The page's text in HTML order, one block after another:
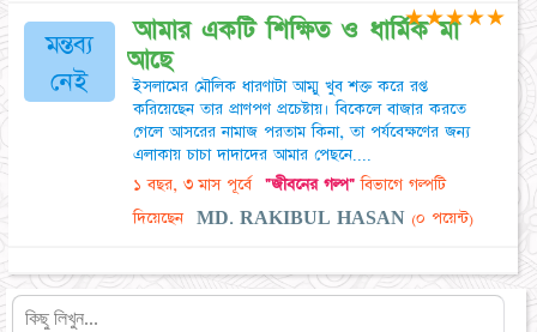
মন্তব্য
নেই
আমার একটি শিক্ষিত ও ধার্মিক মা
আছে
ইসলামের মৌলিক ধারণাটা আম্মু খুব শক্ত করে রপ্ত
করিয়েছেন তার প্রাণপণ প্রচেষ্টায়। বিকেলে বাজার করতে
গেলে আসরের নামাজ পরতাম কিনা, তা পর্যবেক্ষণের জন্য
এলাকায় চাচা দাদাদের আমার পেছনে....
১ বছর, ৩ মাস পূর্বে "জীবনের গল্প"বিভাগে গল্পটি
দিয়েছেন
MD. RAKIBUL HASAN(০ পয়েন্ট)
★★★★★